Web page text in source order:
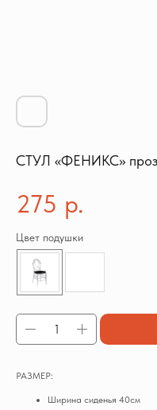
СТУЛ «ФЕНИКС»
275 р.
Цвет подушки
РАЗМЕР:
Ширина сиденья 40см